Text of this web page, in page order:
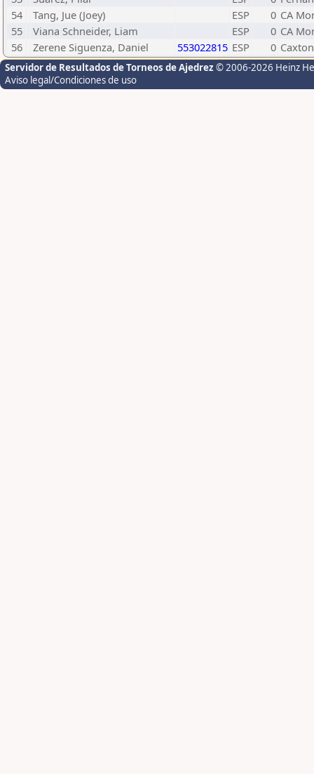
54
Tang, Jue (Joey) ESP 0 CA
55
Viana Schneider, Liam ESP 0 CA
56
Zerene Siguenza, Daniel 553022815 ESP 0
Servidor de Resultados de Torneos de Ajedrez © 2006-2026 Heinz
Aviso legal/Condiciones de uso